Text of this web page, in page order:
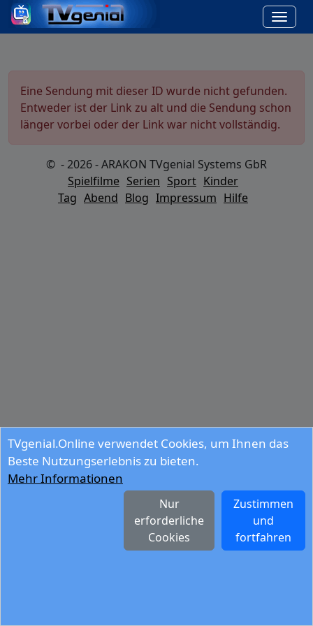
TVgenial.Online verwendet Cookies, um Ihnen das
Beste Nutzungserlebnis zu bieten.
Mehr Informationen
Zustimmen
und
fortfahren
Nur
erforderliche
Cookies
Eine Sendung mit dieser ID wurde nicht gefunden.
Entweder ist der Link zu alt und die Sendung schon
länger vorbei oder der Link war nicht vollständig.
© - 2026 - ARAKON TVgenial Systems GbR
Spielfilme Serien Sport Kinder
Tag Abend Blog Impressum Hilfe